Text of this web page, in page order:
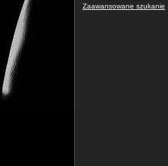
Zaawansowane szukanie